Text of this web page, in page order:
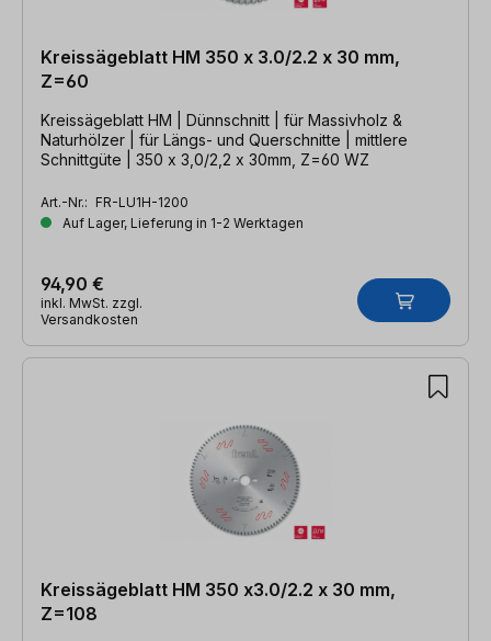
Kreissägeblatt HM 350 x 3.0/2.2 x 30 mm,
Z=60
Kreissägeblatt HM | Dünnschnitt | für Massivholz &
Naturhölzer | für Längs- und Querschnitte | mittlere
Schnittgüte | 350 x 3,0/2,2 x 30mm, Z=60 WZ
Art.-Nr.: FR-LU1H-1200
Auf Lager, Lieferung in 1-2 Werktagen
94,90 €
inkl. MwSt. zzgl.
Versandkosten
Kreissägeblatt HM 350 x3.0/2.2 x 30 mm,
Z=108